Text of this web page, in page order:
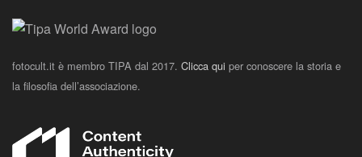
fotocult.it è membro TIPA dal 2017. Clicca qui per conoscere la storia e
la filosofia dell’associazione.